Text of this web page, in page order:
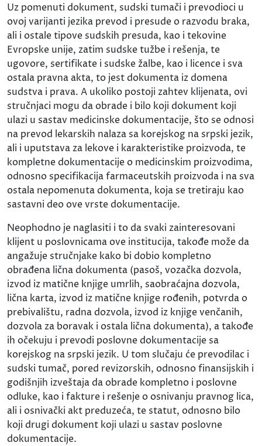
Uz pomenuti dokument, sudski tumači i prevodioci u
ovoj varijanti jezika prevod i presude o razvodu braka,
ali i ostale tipove sudskih presuda, kao i tekovine
Evropske unije, zatim sudske tužbe i rešenja, te
ugovore, sertifikate i sudske žalbe, kao i licence i sva
ostala pravna akta, to jest dokumenta iz domena
sudstva i prava. A ukoliko postoji zahtev klijenata, ovi
stručnjaci mogu da obrade i bilo koji dokument koji
ulazi u sastav medicinske dokumentacije, što se odnosi
na prevod lekarskih nalaza sa korejskog na srpski jezik,
ali i uputstava za lekove i karakteristike proizvoda, te
kompletne dokumentacije o medicinskim proizvodima,
odnosno specifikacija farmaceutskih proizvoda i na sva
ostala nepomenuta dokumenta, koja se tretiraju kao
sastavni deo ove vrste dokumentacije.
Neophodno je naglasiti i to da svaki zainteresovani
klijent u poslovnicama ove institucija, takođe može da
angažuje stručnjake kako bi dobio kompletno
obrađena lična dokumenta (pasoš, vozačka dozvola,
izvod iz matične knjige umrlih, saobraćajna dozvola,
lična karta, izvod iz matične knjige rođenih, potvrda o
prebivalištu, radna dozvola, izvod iz knjige venčanih,
dozvola za boravak i ostala lična dokumenta), a takođe
ih očekuju i prevodi poslovne dokumentacije sa
korejskog na srpski jezik. U tom slučaju će prevodilac i
sudski tumač, pored revizorskih, odnosno finansijskih i
godišnjih izveštaja da obrade kompletno i poslovne
odluke, kao i fakture i rešenje o osnivanju pravnog lica,
ali i osnivački akt preduzeća, te statut, odnosno bilo
koji drugi dokument koji ulazi u sastav poslovne
dokumentacije.